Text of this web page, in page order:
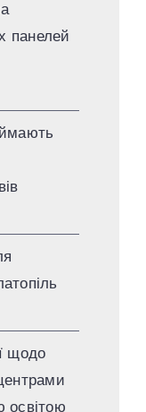
панелей
щодо
освітою